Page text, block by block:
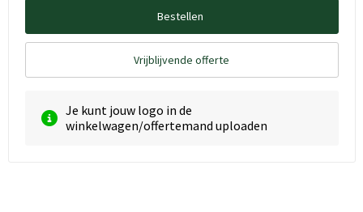
Bestellen
Vrijblijvende offerte
Je kunt jouw logo in de
winkelwagen/offertemand uploaden